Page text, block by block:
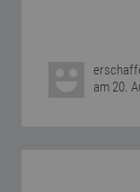
am 20.